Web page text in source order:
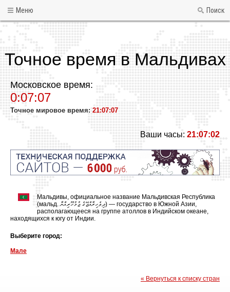
Меню Поиск
Точное время в Мальдивах
Московское время:
0:07:07
Точное мировое время: 21:07:07
Ваши часы: 21:07:02
Мальдивы, официальное название Мальдивская Республика
(мальд. ދިވެހިރާއްޖޭގެ ޖުމުހޫރިއްޔާ) — государство в Южной Азии,
располагающееся на группе атоллов в Индийском океане,
находящихся к югу от Индии.
Выберите город:
Мале
« Вернуться к списку стран